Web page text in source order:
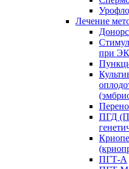
Лечение
при
ПГД
ПГТ-А